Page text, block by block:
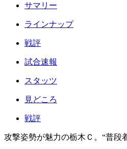
サマリー
ラインナップ
戦評
試合速報
スタッツ
見どころ
戦評
攻撃姿勢が魅力の栃木Ｃ。“普段